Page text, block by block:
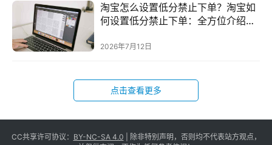
淘宝怎么设置低分禁止下单？淘宝如
何设置低分禁止下单：全方位介绍，
2026年7月12日
点击查看更多
CC共享许可协议： BY-NC-SA 4.0 | 除非特别声明，否则均不代表站方观点，